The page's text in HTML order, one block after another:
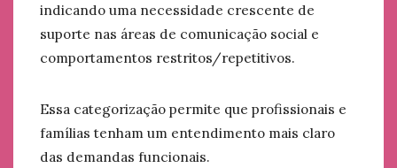
indicando uma necessidade crescente de
suporte nas áreas de comunicação social e
comportamentos restritos/repetitivos.
Essa categorização permite que profissionais e
famílias tenham um entendimento mais claro
das demandas funcionais.